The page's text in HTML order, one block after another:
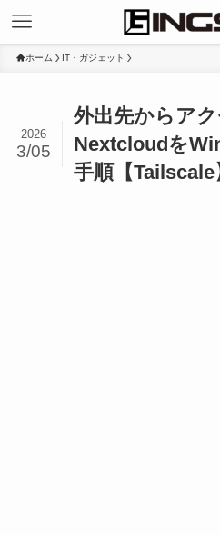
ホーム IT・ガジェット
外出先からア
Nextcloudを
手順【Tailscale
2026
3/05